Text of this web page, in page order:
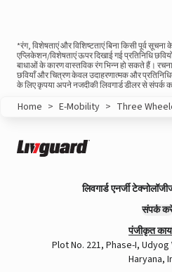
*रंग, विशेषताएं और विशिष्टताएं बिना किसी पूर्व
एप्लिकेशन/विशेषताएं ऊपर दिखाई गई प्रतिनिधि
बाधाओं के कारण वास्तविक रंग भिन्न हो सकते हैं।
छवियाँ और चित्रण केवल उदाहरणात्मक और
के लिए कृपया अपने नजदीकी लिवगार्ड डीलर से संपर्क
Home > E-Mobility > Three
लिवगार्ड एनर्जी
संपर्क
पंजीकृत
Plot No. 221, Phase-I,
Haryana,